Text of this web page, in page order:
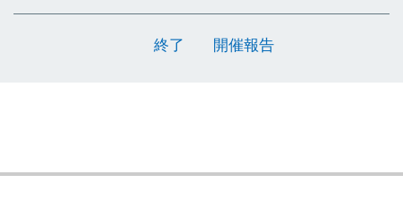
終了 開催報告